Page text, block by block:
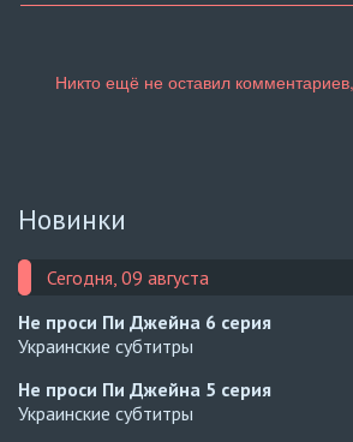
Новинки
Сегодня, 09 августа
Не проси Пи Джейна 6 серия
Украинские субтитры
Не проси Пи Джейна 5 серия
Украинские субтитры